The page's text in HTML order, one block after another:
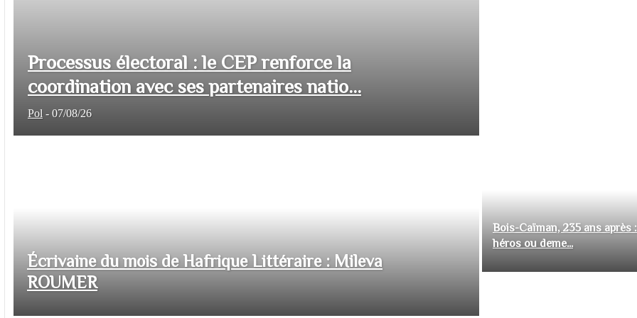
Processus électoral : le CEP renforce la
coordination avec ses partenaires natio...
Pol - 07/08/26
Écrivaine du mois de Hafrique Littéraire : Mileva
ROUMER
Bois-Caïman, 235 ans après
héros ou deme...